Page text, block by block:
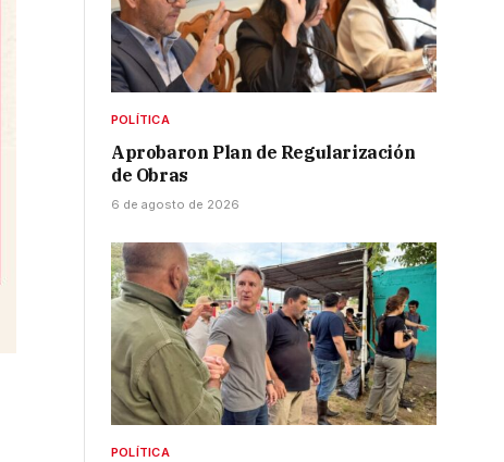
POLÍTICA
Aprobaron Plan de Regularización
de Obras
6 de agosto de 2026
POLÍTICA